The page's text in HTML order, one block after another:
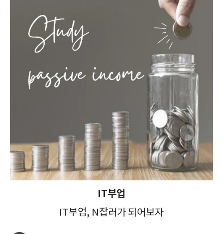
IT부업
IT부업, N잡러가 되어보자